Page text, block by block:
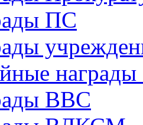
ПС
награды
ВВС